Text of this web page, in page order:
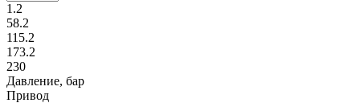
1.2
58.2
115.2
173.2
230
Давление, бар
Привод